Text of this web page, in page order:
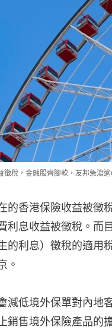
稅，金融股齊腳軟，友邦急瀉逾
的香港保險收益被徵
利息收益被徵稅。而
的利息）徵稅的適用
。
減低境外保單對內地
銷售境外保險產品的